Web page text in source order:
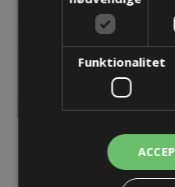
Blindprop - 6-kantet, M50
x 1,5mm med O-ring
60,61 kr.
Funktionalitet